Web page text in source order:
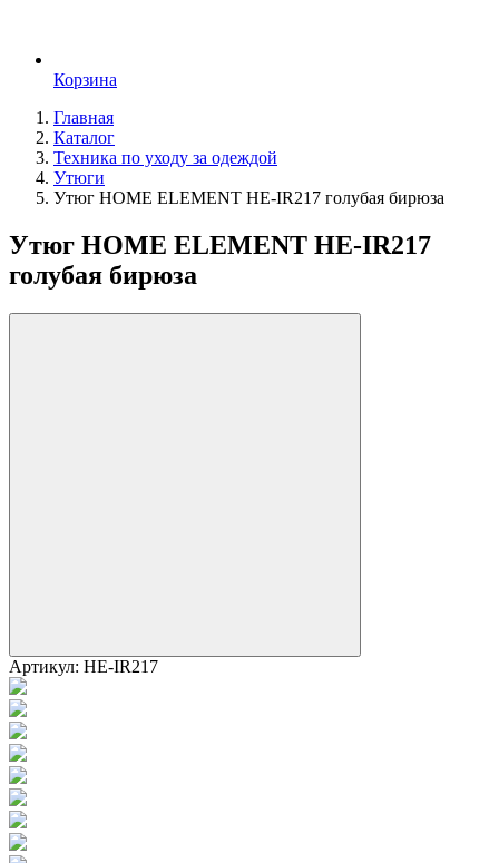
Корзина
Главная
Каталог
Техника по уходу за одеждой
Утюги
Утюг HOME ELEMENT HE-IR217 голубая бирюза
Утюг HOME ELEMENT HE-IR217
голубая бирюза
Артикул: HE-IR217